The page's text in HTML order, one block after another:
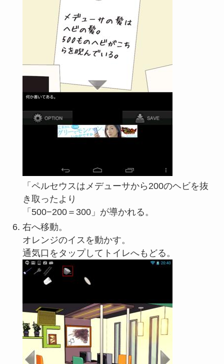
「ペルセウスはメデューサから200のヘビを抜
き取ったより
「500−200＝300」が導かれる。
右へ移動。
オレンジのイスを動かす。
通気口をタップしてトイレへもどる。